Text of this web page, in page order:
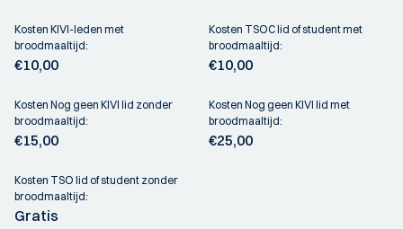
Kosten KIVI-leden met
broodmaaltijd:
€10,00
Kosten TSOC lid of student met
broodmaaltijd:
€10,00
Kosten Nog geen KIVI lid zonder
broodmaaltijd:
€15,00
Kosten Nog geen KIVI lid met
broodmaaltijd:
€25,00
Kosten TSO lid of student zonder
broodmaaltijd:
Gratis